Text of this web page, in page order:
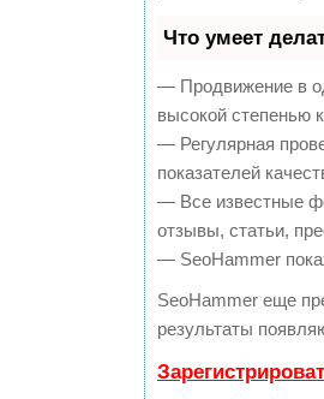
Что умеет
— Продвижение в
высокой степенью
— Регулярная
показателей
— Все известные
отзывы, статьи,
— SeoHammer
SeoHammer еще
результаты